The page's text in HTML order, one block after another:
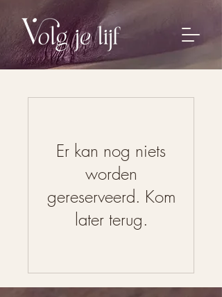
Er kan nog niets
worden
gereserveerd. Kom
later terug.